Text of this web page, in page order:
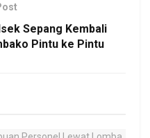
Sepang Kembali
Pintu ke Pintu